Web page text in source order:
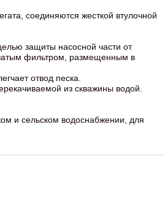
соединяются жесткой втулочной
защиты насосной части от
фильтром, размещенным в
отвод песка.
из скважины водой.
и сельском водоснабжении, для